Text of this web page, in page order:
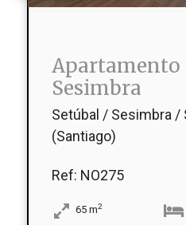
Apartamento
Sesimbra
Setúbal / Sesimbra /
(Santiago)
Ref: NO275
65m2